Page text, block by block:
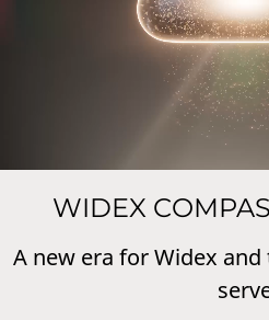
WIDEX
A new era for Widex